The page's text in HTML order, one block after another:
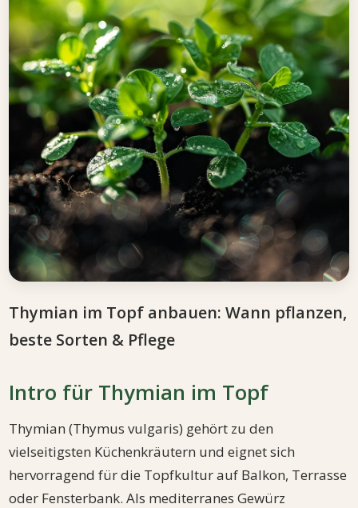
Thymian im Topf anbauen: Wann pflanzen,
beste Sorten & Pflege
Intro für Thymian im Topf
Thymian (Thymus vulgaris) gehört zu den
vielseitigsten Küchenkräutern und eignet sich
hervorragend für die Topfkultur auf Balkon, Terrasse
oder Fensterbank. Als mediterranes Gewürz